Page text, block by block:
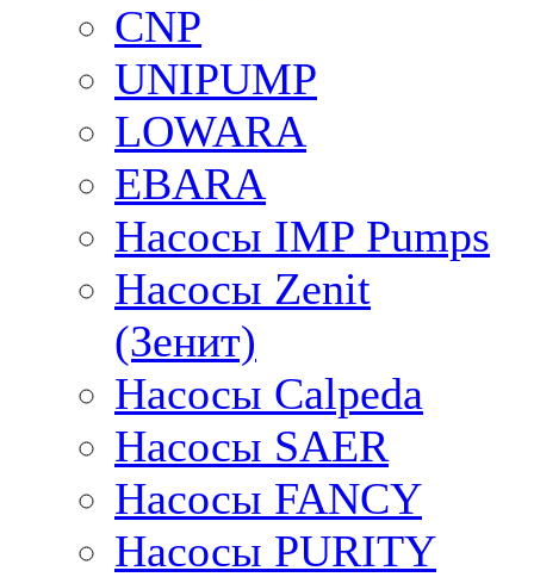
CNP
UNIPUMP
LOWARA
EBARA
Насосы IMP Pumps
Насосы Zenit
(Зенит)
Насосы Calpeda
Насосы SAER
Насосы FANCY
Насосы PURITY